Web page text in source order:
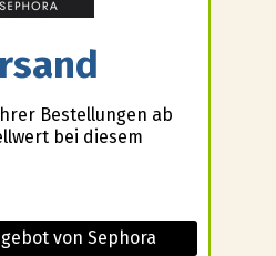
Bestellungen ab
bei diesem
von Sephora